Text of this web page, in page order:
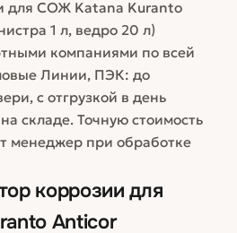
для СОЖ Katana Kuranto
1 л, ведро 20 л)
компаниями по всей
Линии, ПЭК: до
с отгрузкой в день
складе. Точную стоимость
менеджер при обработке
коррозии для
Anticor